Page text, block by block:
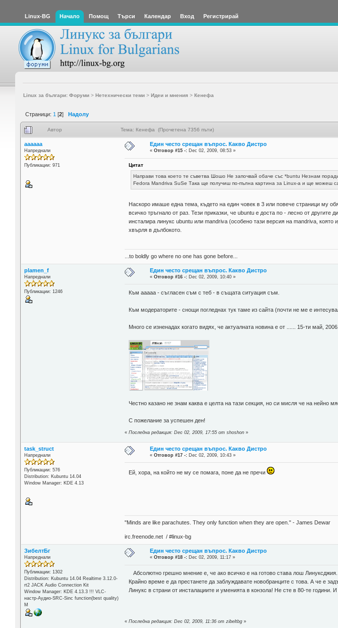
Linux-BG Начало Помощ Търси Календар Вход Регистрирай
Linux за българи: Форуми> Нетехнически теми> Идеи и мнения > Кенефа
Страници: 1 [2] Надолу
Автор Тема: Кенефа (Прочетена 7356 пъти)
aaaaaa
Напреднали
Публикации: 971
Един често срещан въпрос. Какво Дистро
«Отговор #15 -: Dec 02, 2009, 08:53 »
Цитат
Направи това което те съветва Шошо Не започвай обаче със *buntu Незнам
Fedora Mandriva SuSe Така ще получиш по-пълна картина за Linux-а и ще можеш
Наскоро имаше една тема, където на един човек в 3 или повече страници му
всичко тръгнало от раз. Тези приказки, че ubuntu е доста по - лесно от
инсталира линукс ubuntu или mandriva (особено тази версия на mandriva,
хвърля в дълбокото.
...to boldly go where no one has gone before...
plamen_f
Напреднали
Публикации: 1246
Един често срещан въпрос. Какво Дистро
«Отговор #16 -: Dec 02, 2009, 10:40 »
Към ааааа - съгласен съм с теб - в същата ситуация съм.
Към модераторите - снощи погледнах тук таме из сайта (почти не ме е
Много се изненадах когато видях, че актуалната новина е от ...... 15-ти май, 2006.
Честно казано не знам каква е целта на тази секция, но си мисля че на нейно
С пожелание за успешен ден!
«Последна редакция: Dec 02, 2009, 17:55 от shoshon »
task_struct
Напреднали
Публикации: 576
Distribution: Kubuntu 14.04
Window Manager: KDE 4.13
Един често срещан въпрос. Какво Дистро
«Отговор #17 -: Dec 02, 2009, 10:43 »
Ей, хора, на който не му се помага, поне да не пречи
"Minds are like parachutes. They only function when they are open." - James Dewar
irc.freenode.net / #linux-bg
ЗибелтБг
Напреднали
Публикации: 1302
Distribution: Kubuntu 14.04 Realtime 3.12.0-
rt2 JACK Audio Connection Kit
Window Manager: KDE 4.13.3 !!! VLC-
настр-Аудио-SRC-Sinc function(best quality)
М
Един често срещан въпрос. Какво Дистро
«Отговор #18 -: Dec 02, 2009, 11:17 »
Абсолютно грешно мнение е, че ако всичко е на готово става лош
Крайно време е да престанете да заблуждавате новобранците с това. А че е
Линукс в страни от инсталациите и уменията в конзола! Не сте в 80-те
«Последна редакция: Dec 02, 2009, 11:36 от zibeltbg »